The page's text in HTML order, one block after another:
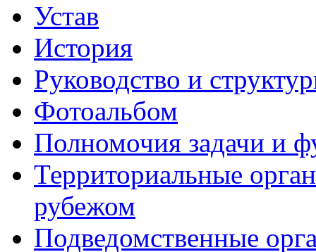
Устав
История
Руководство и
Фотоальбом
Полномочия задачи и
Территориальные
рубежом
Подведомственные